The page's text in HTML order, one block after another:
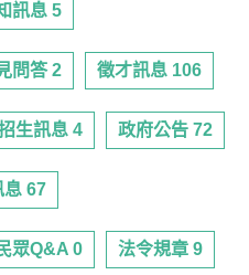
訊息 5
問答 2 徵才訊息 106
生訊息 4 政府公告 72
息 67
眾Q&A 0 法令規章 9